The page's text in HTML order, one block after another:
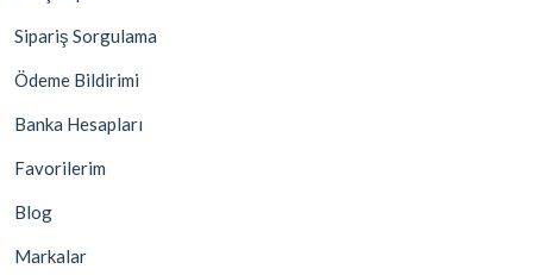
Sipariş Sorgulama
Ödeme Bildirimi
Banka Hesapları
Favorilerim
Blog
Markalar